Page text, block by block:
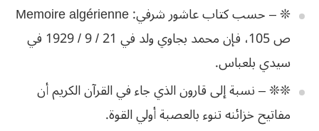
❊ –حسبكتابعاشورشرفي:
Memoire algérienne
ص105، فإنمحمدبجاويولدفي 21
/
9
/
1929 في
سيديبلعباس.
❊❊ –نسبةإلىقارونالذيجاءفيالقرآنالكريمأن
مفاتيحخزائنهتنوءبالعصبةأوليالقوة.